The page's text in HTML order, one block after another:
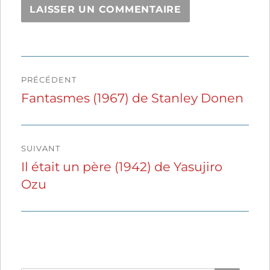
de
PRÉCÉDENT
Publication
Fantasmes (1967) de Stanley Donen
SUIVANT
Publication
suivante :
Il était un père (1942) de Yasujiro
Ozu